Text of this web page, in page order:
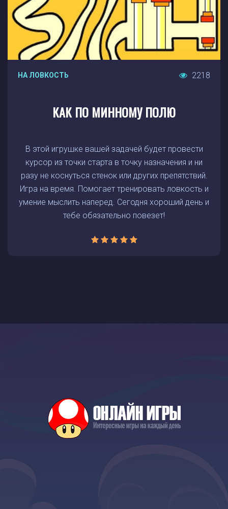
НА ЛОВКОСТЬ 2218
КАК ПО МИННОМУ ПОЛЮ
В этой игрушке вашей задачей будет провести
курсор из точки старта в точку назначения и ни
разу не коснуться стенок или других препятствий.
Игра на время. Помогает тренировать ловкость и
умение мыслить наперед. Сегодня хороший день и
тебе обязательно повезет!